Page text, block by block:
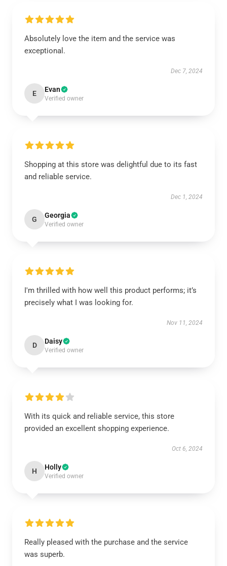
Absolutely love the item and the service was
exceptional.
Dec 7, 2024
E Evan
Verified owner
Shopping at this store was delightful due to its fast
and reliable service.
Dec 1, 2024
G Georgia
Verified owner
I'm thrilled with how well this product performs; it’s
precisely what I was looking for.
Nov 11, 2024
D Daisy
Verified owner
With its quick and reliable service, this store
provided an excellent shopping experience.
Oct 6, 2024
H Holly
Verified owner
Really pleased with the purchase and the service
was superb.